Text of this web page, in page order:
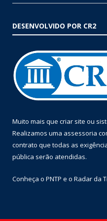
DESENVOLVIDO POR CR2
Muito mais que criar site ou
Realizamos uma assessoria
contrato que todas as
pública serão atendidas.
Conheça o PNTP e o Radar da